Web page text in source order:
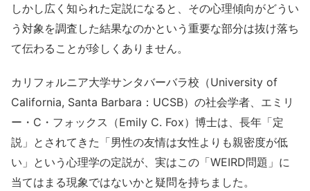
しかし広く知られた定説になると、その心理傾向がどうい
う対象を調査した結果なのかという重要な部分は抜け落ち
て伝わることが珍しくありません。
カリフォルニア大学サンタバーバラ校（University of
California, Santa Barbara：UCSB）の社会学者、エミリ
ー・C・フォックス（Emily C. Fox）博士は、長年「定
説」とされてきた「男性の友情は女性よりも親密度が低
い」という心理学の定説が、実はこの「WEIRD問題」に
当てはまる現象ではないかと疑問を持ちました。